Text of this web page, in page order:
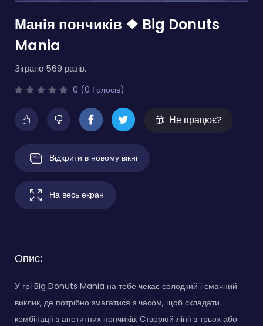
Манія пончиків ❖ Big Donuts
Mania
Зіграно 569 разів.
0 (0 Голосів)
Не працює?
Відкрити в новому вікні
На весь екран
Опис:
У грі Big Donuts Mania на тебе чекає солодкий і смачний
виклик, де потрібно змагатися з часом, щоб складати
комбінації з апетитних пончиків. Створюй лінії з трьох або